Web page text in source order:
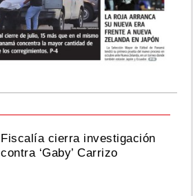
Fiscalía cierra investigación
contra ‘Gaby’ Carrizo